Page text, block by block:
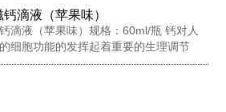
非活性酵母粉，岩藻多糖，水苏糖，酵
糖，针叶樱桃粉，黄金奇异果粉，接骨
N-乙酰神经氨酸...
滴液（苹果味）
滴液（苹果味）规格：60ml/瓶 钙对人
细胞功能的发挥起着重要的生理调节
人体内含量的不足会影响人体的生长发